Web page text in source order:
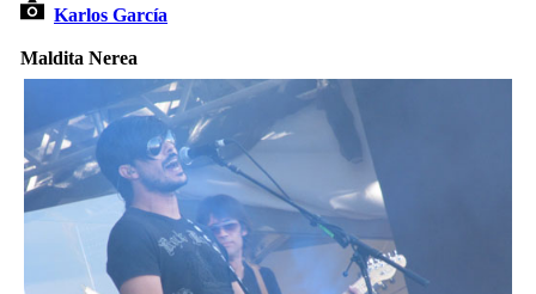
Karlos García
Maldita Nerea